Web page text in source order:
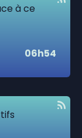
à ce
06h54